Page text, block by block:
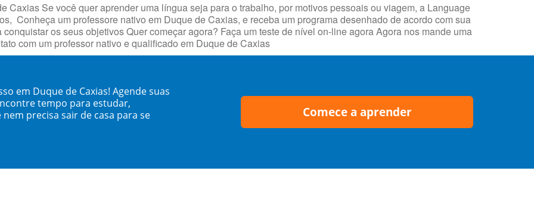
Caxias Se você quer aprender uma língua seja para o trabalho, por motivos pessoais ou viagem, a Language
Conheça um professore nativo em Duque de Caxias, e receba um programa desenhado de acordo com sua
os seus objetivos Quer começar agora? Faça um teste de nível on-line agora Agora nos mande uma
com um professor nativo e qualificado em Duque de Caxias
em Duque de Caxias! Agende suas
tempo para estudar,
precisa sair de casa para se
Comece a aprender